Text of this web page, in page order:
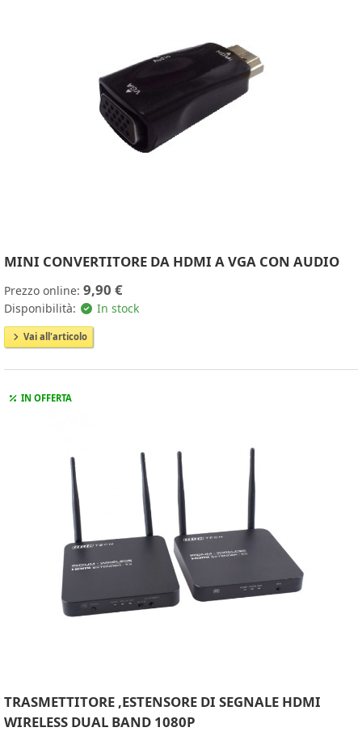
MINI CONVERTITORE DA HDMI A VGA CON AUDIO
Prezzo online: 9,90 €
Disponibilità: In stock
Vai all'articolo
IN OFFERTA
TRASMETTITORE ,ESTENSORE DI SEGNALE HDMI
WIRELESS DUAL BAND 1080P